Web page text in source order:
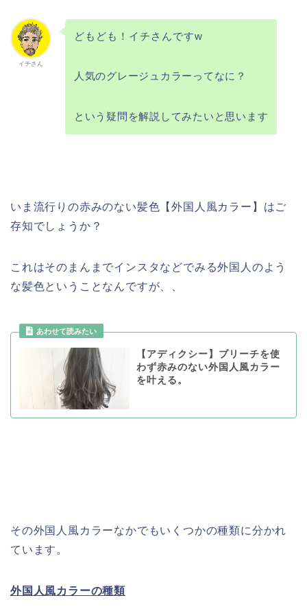
イチさん
どもども！イチさんですw
人気のグレージュカラーってなに？
という疑問を解説してみたいと思います
いま流行りの赤みのない髪色【外国人風カラー】はご
存知でしょうか？
これはそのまんまでインスタなどでみる外国人のよう
な髪色ということなんですが、、
あわせて読みたい
【アディクシー】ブリーチを使
わず赤みのない外国人風カラー
を叶える。
その外国人風カラーなかでもいくつかの種類に分かれ
ています。
外国人風カラーの種類